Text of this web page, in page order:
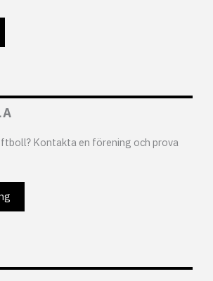
Kontakta en förening och prova